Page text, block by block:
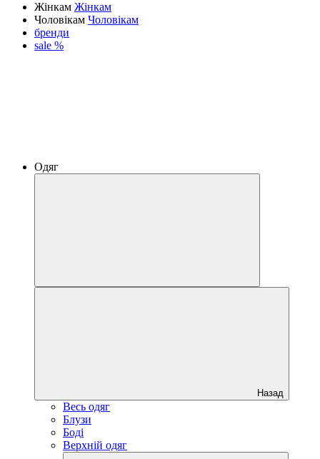
Жінкам Жінкам
Чоловікам Чоловікам
бренди
sale %
Одяг
Назад
Весь одяг
Блузи
Боді
Верхній одяг